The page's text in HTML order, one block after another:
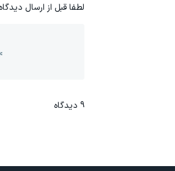
لطفا قبل از ارسال
9 دیدگاه